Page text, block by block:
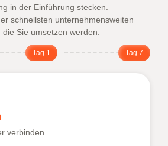
in der Einführung stecken.
schnellsten unternehmensweiten
die Sie umsetzen werden.
Tag 1 Tag 7
verbinden